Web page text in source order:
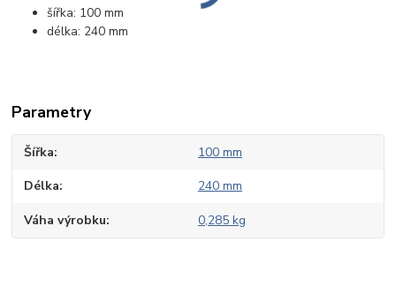
šířka: 100 mm
délka: 240 mm
Parametry
Šířka 100 mm
Délka 240 mm
Váha výrobku 0,285 kg